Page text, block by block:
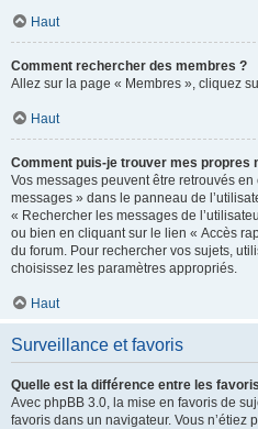
Haut
Comment rechercher des membres ?
Allez sur la page « Membres », cliquez
Haut
Comment puis-je trouver mes propres
Vos messages peuvent être retrouvés
messages » dans le panneau de
« Rechercher les messages de
ou bien en cliquant sur le lien « Accès
du forum. Pour rechercher vos sujets,
choisissez les paramètres appropriés.
Haut
Surveillance et favoris
Quelle est la différence entre les
Avec phpBB 3.0, la mise en favoris de
favoris dans un navigateur. Vous n’étiez